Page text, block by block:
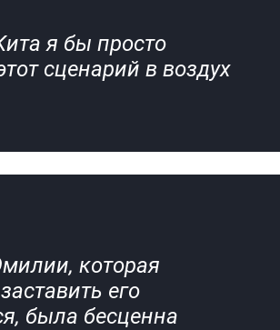
я бы просто
сценарий в воздух
которая
его
была бесценна